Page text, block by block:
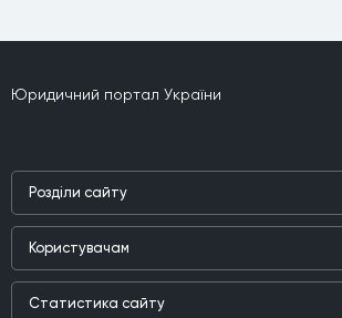
Юридичний портал України
Роздiли сайту
Наука
Практика
Користувачам
Реєстр користувачiв
Партнери
Статистика сайту